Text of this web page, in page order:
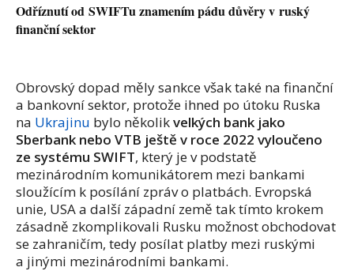
Odříznutí od SWIFTu znamením pádu důvěry v ruský
finanční sektor
Obrovský dopad měly sankce však také na finanční
a bankovní sektor, protože ihned po útoku Ruska
na Ukrajinu bylo několikvelkých bank jako
Sberbank nebo VTB ještě v roce 2022 vyloučeno
ze systému SWIFT, který je v podstatě
mezinárodním komunikátorem mezi bankami
sloužícím k posílání zpráv o platbách. Evropská
unie, USA a další západní země tak tímto krokem
zásadně zkomplikovali Rusku možnost obchodovat
se zahraničím, tedy posílat platby mezi ruskými
a jinými mezinárodními bankami.